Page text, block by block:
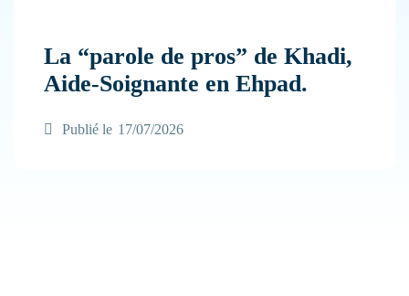
La “parole de pros” de Khadi,
Aide-Soignante en Ehpad.
Publié le 17/07/2026